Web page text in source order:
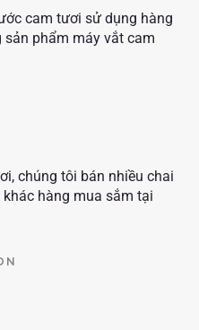
cam tươi sử dụng hàng
sản phẩm máy vắt cam
chúng tôi bán nhiều chai
hàng mua sắm tại